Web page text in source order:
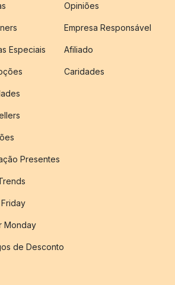
Especiais
Presentes
Monday
de Desconto
Opiniões
Empresa Responsável
Afiliado
Caridades